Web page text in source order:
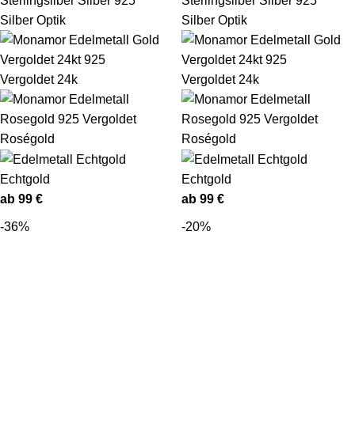
Silber Optik
Vergoldet 24k
Roségold
Echtgold
ab 99 €
Silber Optik
Vergoldet 24k
Roségold
Echtgold
ab 99 €
-36% -20%